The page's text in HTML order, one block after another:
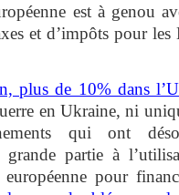
est à genou
et d’impôts pour
plus de 10% dans
en Ukraine, ni
qui ont
grande partie à
pour